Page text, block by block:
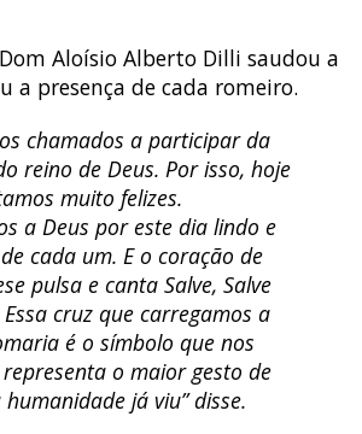
Aloísio Alberto Dilli saudou a
a presença de cada romeiro.
chamados a participar da
reino de Deus. Por isso, hoje
muito felizes.
a Deus por este dia lindo e
cada um. E o coração de
pulsa e canta Salve, Salve
cruz que carregamos a
é o símbolo que nos
representa o maior gesto de
já viu” disse.